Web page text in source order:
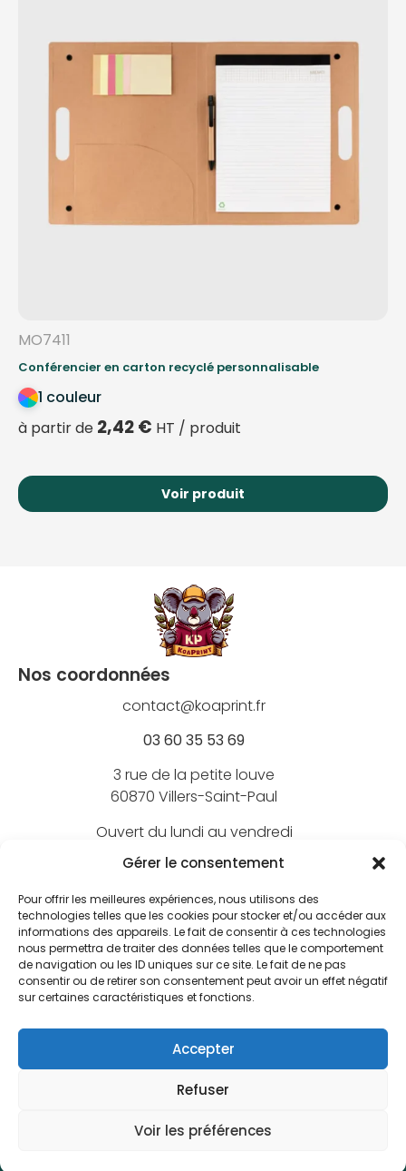
Gérer le consentement
Pour offrir les meilleures expériences, nous utilisons des
technologies telles que les cookies pour stocker et/ou accéder aux
informations des appareils. Le fait de consentir à ces technologies
nous permettra de traiter des données telles que le comportement
de navigation ou les ID uniques sur ce site. Le fait de ne pas
consentir ou de retirer son consentement peut avoir un effet négatif
sur certaines caractéristiques et fonctions.
Accepter
Refuser
Voir les préférences
MO7411
Conférencier en carton recyclé personnalisable
1 couleur
à partir de 2,42€ HT / produit
Voir produit
Nos coordonnées
contact@koaprint.fr
03 60 35 53 69
3 rue de la petite louve
60870 Villers-Saint-Paul
Ouvert du lundi au vendredi
de 9h à 18h
Nos marques
BEECHFIELD
ATLANTIS
FLEXFIT
Nos marquages
Broderie textile
Impression numérique
Le bar à print
Fabrication sur-mesure
Mentions légalesPolitique de confidentialité